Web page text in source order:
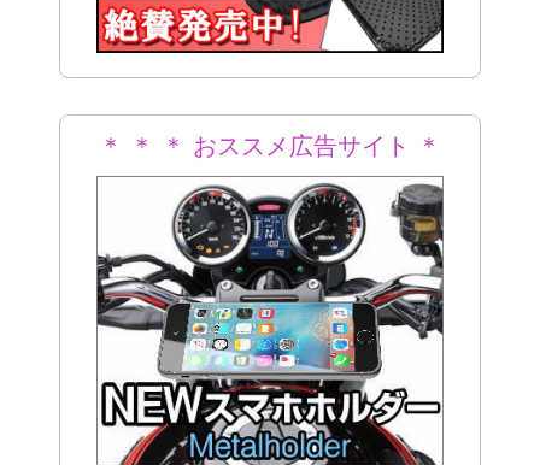
＊ ＊ ＊ おススメ広告サイト ＊
＊ ＊